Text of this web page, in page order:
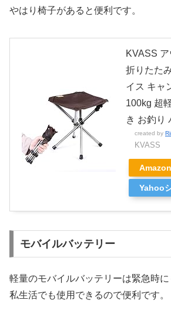
やはり椅子があると便利です。
KVASS
折りたた
イス キャ
100kg 超
き お釣り
created by
KVASS
Amazon
Yahoo
モバイルバッテリー
軽量のモバイルバッテリーは緊急時に
私生活でも使用できるので便利です。